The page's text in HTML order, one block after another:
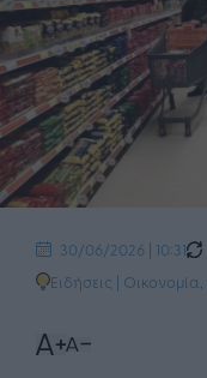
30/06/2026 | 10:31
Ειδήσεις | Οικονομία